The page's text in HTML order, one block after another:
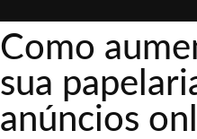
Como
sua
anúncios